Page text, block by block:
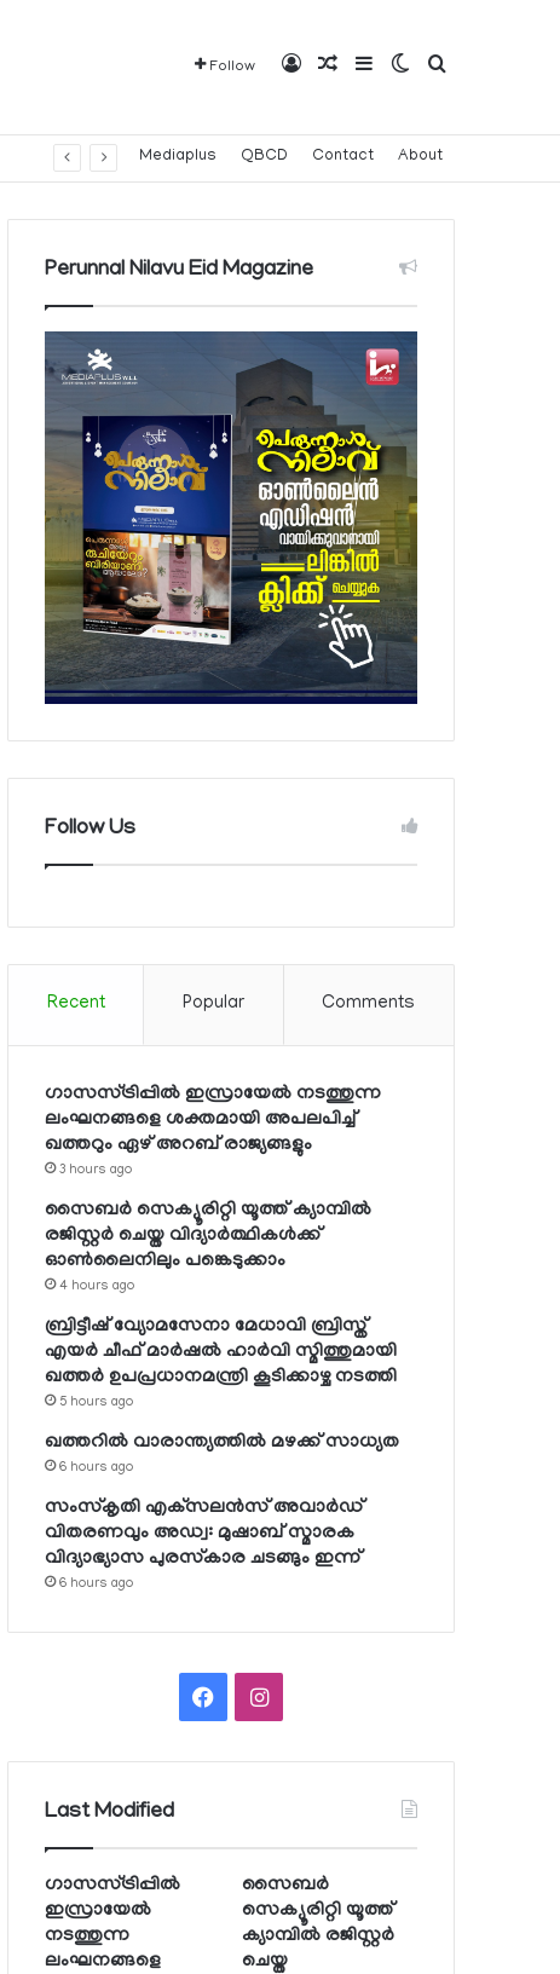
Follow Log InRandom Article
SidebarSwitch skin
Search for
Mediaplus QBCD Contact About
Perunnal Nilavu Eid Magazine
Follow Us
Recent Popular Comments
ഗാസസ്ട്രിപ്പില്‍ ഇസ്രായേല്‍ നടത്തുന്ന
ലംഘനങ്ങളെ ശക്തമായി അപലപിച്ച്
ഖത്തറും ഏഴ് അറബ് രാജ്യങ്ങളും
3 hours ago
സൈബര്‍ സെക്യൂരിറ്റി യൂത്ത് ക്യാമ്പില്‍
രജിസ്റ്റര്‍ ചെയ്ത വിദ്യാര്‍ത്ഥികള്‍ക്ക്
ഓണ്‍ലൈനിലും പങ്കെടുക്കാം
4 hours ago
ബ്രിട്ടീഷ് വ്യോമസേനാ മേധാവി ബ്രിസ്ത്
എയര്‍ ചീഫ് മാര്‍ഷല്‍ ഹാര്‍വി സ്മിത്തുമായി
ഖത്തര്‍ ഉപപ്രധാനമന്ത്രി കൂടിക്കാഴ്ച നടത്തി
5 hours ago
ഖത്തറില്‍ വാരാന്ത്യത്തില്‍ മഴക്ക് സാധ്യത
6 hours ago
സംസ്‌കൃതി എക്‌സലന്‍സ് അവാര്‍ഡ്
വിതരണവും അഡ്വ: മുഷാബ് സ്മാരക
വിദ്യാഭ്യാസ പുരസ്‌കാര ചടങ്ങും ഇന്ന്
6 hours ago
FacebookInstagram
Last Modified
ഗാസസ്ട്രിപ്പില്‍
ഇസ്രായേല്‍
നടത്തുന്ന
ലംഘനങ്ങളെ
സൈബര്‍
സെക്യൂരിറ്റി യൂത്ത്
ക്യാമ്പില്‍ രജിസ്റ്റര്‍
ചെയ്ത